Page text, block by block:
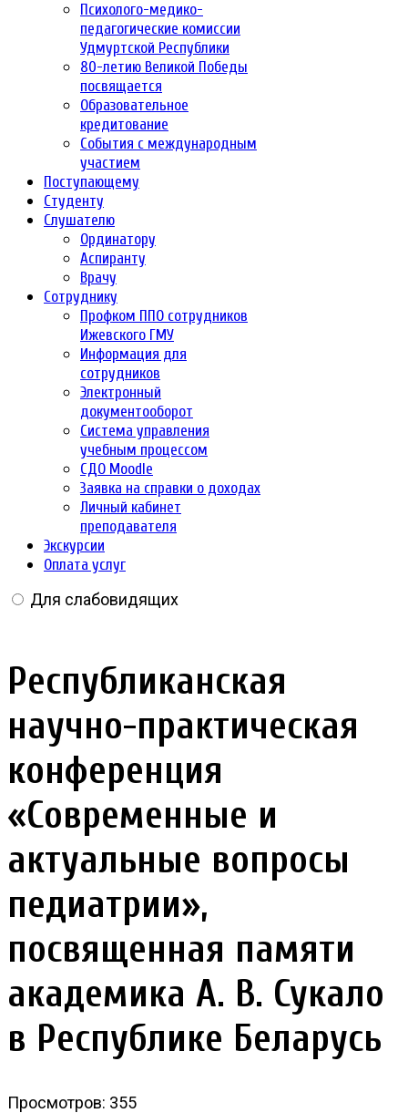
Психолого-медико-
педагогические комиссии
Удмуртской Республики
80-летию Великой Победы
посвящается
Образовательное
кредитование
События с международным
участием
Поступающему
Студенту
Слушателю
Ординатору
Аспиранту
Врачу
Сотруднику
Профком ППО сотрудников
Ижевского ГМУ
Информация для
сотрудников
Электронный
документооборот
Система управления
учебным процессом
СДО Moodle
Заявка на справки о доходах
Личный кабинет
преподавателя
Экскурсии
Оплата услуг
Для слабовидящих
Республиканская
научно-практическая
конференция
«Современные и
актуальные вопросы
педиатрии»,
посвященная памяти
академика А. В. Сукало
в Республике Беларусь
Просмотров: 355